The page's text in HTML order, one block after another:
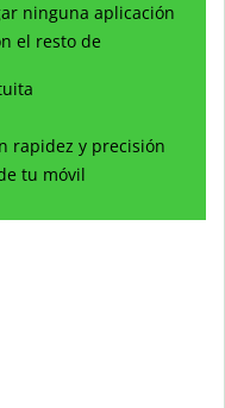
ninguna aplicación
el resto de
rapidez y precisión
tu móvil